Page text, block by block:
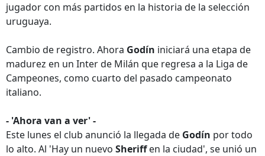
jugador con más partidos en la historia de la selección
uruguaya.
Cambio de registro. Ahora Godín iniciará una etapa de
madurez en un Inter de Milán que regresa a la Liga de
Campeones, como cuarto del pasado campeonato
italiano.
- 'Ahora van a ver' -
Este lunes el club anunció la llegada de Godín por todo
lo alto. Al 'Hay un nuevo Sheriffen la ciudad', se unió un